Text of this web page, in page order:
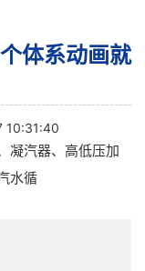
体系动画就
10:31:40
凝汽器、高低压加
水循